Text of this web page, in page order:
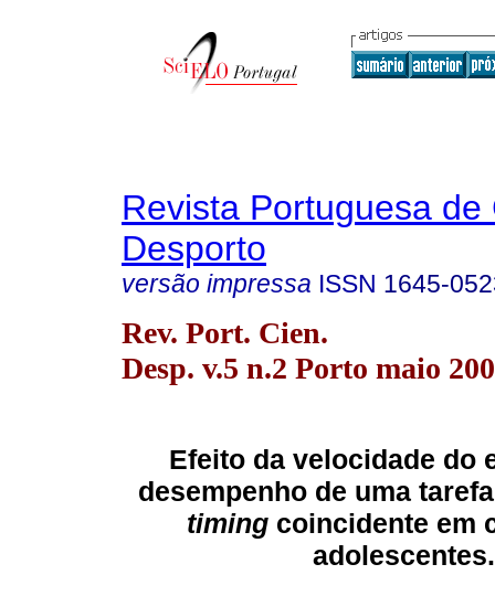
Revista Portuguesa de
Desporto
versão impressa ISSN 1645-
Rev. Port. Cien.
Desp. v.5 n.2 Porto maio
Efeito da velocidade do
desempenho de uma
timing coincidente em
adolescentes.